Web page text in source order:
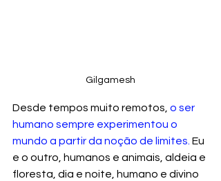
Gilgamesh
Desde tempos muito remotos, o ser
humano sempre experimentou o
mundo a partir da noção de limites. Eu
e o outro, humanos e animais, aldeia e
floresta, dia e noite, humano e divino